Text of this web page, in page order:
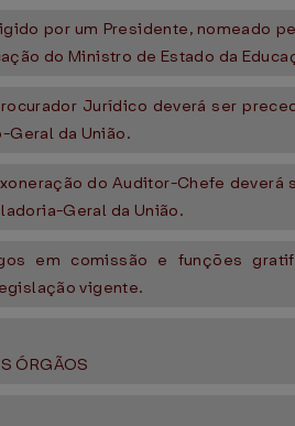
por um Presidente, nomeado
do Ministro de Estado da
Jurídico deverá ser
Geral da União.
do Auditor-Chefe deverá
Geral da União.
em comissão e funções
vigente.
ÓRGÃOS